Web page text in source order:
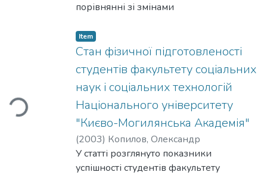
порівнянні зі змінами
охарактеризовано предмет застави,
права та обоє 'язки сторін
у заставних правовідносинах та деякі
актуальні проблеми застави.
Loading...
Item
Стан фізичної підготовленості
студентів факультету соціальних
наук і соціальних технологій
Національного університету
"Києво-Могилянська Академія"
(2003) Копилов, Олександр
У статті розглянуто показники
успішності студентів факультету